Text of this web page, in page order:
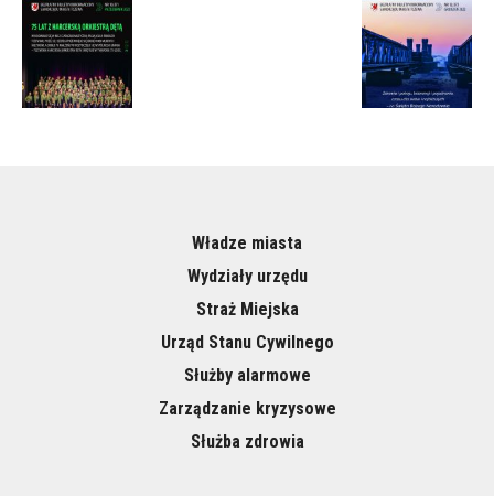
Władze miasta
Wydziały urzędu
Straż Miejska
Urząd Stanu Cywilnego
Służby alarmowe
Zarządzanie kryzysowe
Służba zdrowia